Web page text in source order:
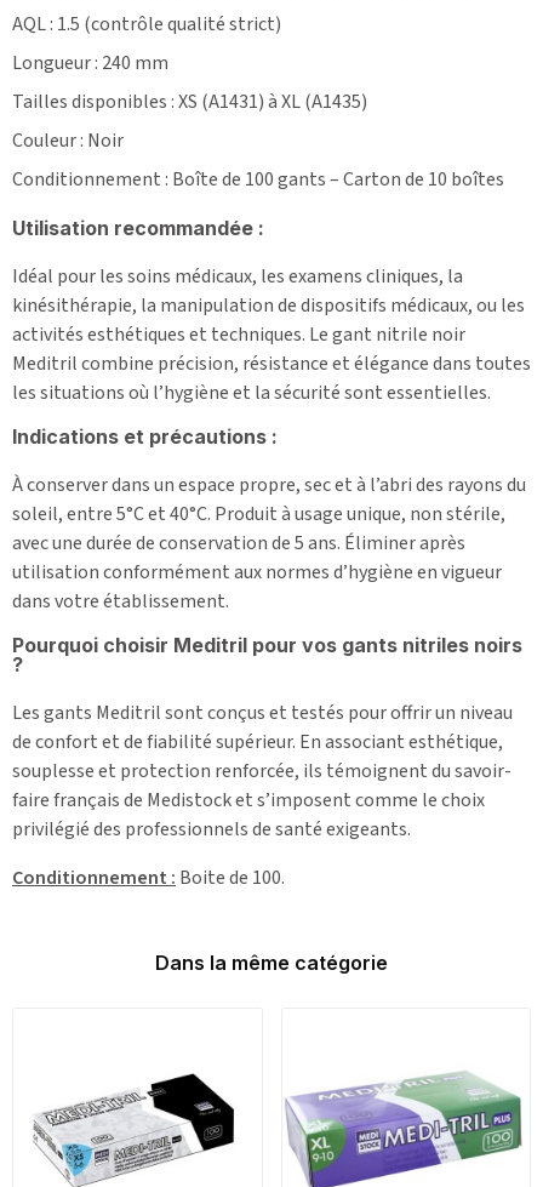
AQL : 1.5 (contrôle qualité strict)
Longueur : 240 mm
Tailles disponibles : XS (A1431) à XL (A1435)
Couleur : Noir
Conditionnement : Boîte de 100 gants – Carton de 10 boîtes
Utilisation recommandée :
Idéal pour les soins médicaux, les examens cliniques, la
kinésithérapie, la manipulation de dispositifs médicaux, ou les
activités esthétiques et techniques. Le gant nitrile noir
Meditril combine précision, résistance et élégance dans toutes
les situations où l’hygiène et la sécurité sont essentielles.
Indications et précautions :
À conserver dans un espace propre, sec et à l’abri des rayons du
soleil, entre 5°C et 40°C. Produit à usage unique, non stérile,
avec une durée de conservation de 5 ans. Éliminer après
utilisation conformément aux normes d’hygiène en vigueur
dans votre établissement.
Pourquoi choisir Meditril pour vos gants nitriles noirs
?
Les gants Meditril sont conçus et testés pour offrir un niveau
de confort et de fiabilité supérieur. En associant esthétique,
souplesse et protection renforcée, ils témoignent du savoir-
faire français de Medistock et s’imposent comme le choix
privilégié des professionnels de santé exigeants.
Conditionnement : Boite de 100.
Dans la même catégorie